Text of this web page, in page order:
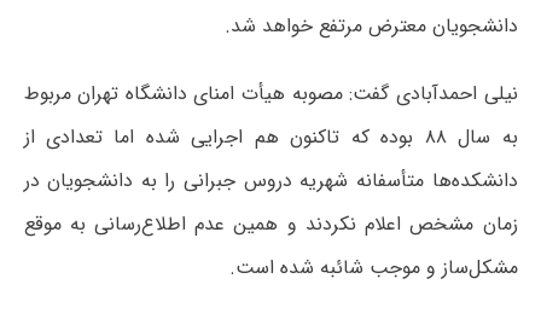
دانشجویان معترض مرتفع خواهد شد.
نیلی احمدآبادی گفت: مصوبه هیأت امنای دانشگاه تهران مربوط
به سال ۸۸ بوده که تاکنون هم اجرایی شده اما تعدادی از
دانشکده‌ها متأسفانه شهریه دروس جبرانی را به دانشجویان در
زمان مشخص اعلام نکردند و همین عدم اطلاع‌رسانی به موقع
مشکل‌ساز و موجب شائبه شده است.